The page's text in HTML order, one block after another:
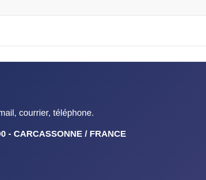
courrier, téléphone.
- CARCASSONNE / FRANCE